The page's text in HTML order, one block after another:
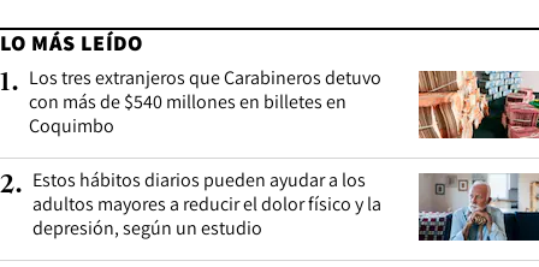
LO MÁS LEÍDO
1. Los tres extranjeros que Carabineros detuvo
con más de $540 millones en billetes en
Coquimbo
2. Estos hábitos diarios pueden ayudar a los
adultos mayores a reducir el dolor físico y la
depresión, según un estudio